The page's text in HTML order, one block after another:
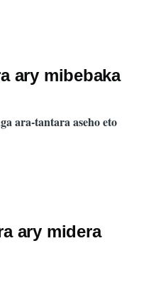
ary mibebaka
ara-tantara aseho eto
ary midera